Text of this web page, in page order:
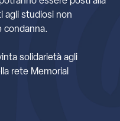
agli studiosi non
condanna.
solidarietà agli
rete Memorial